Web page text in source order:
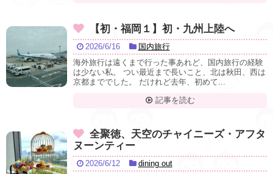
【初・福岡１】初・九州上陸へ
2026/6/16
国内旅行
海外旅行は遠くまで行った事あれど、国内旅行の経験
は少ない私。 つい最近まで長いこと、北は秋田、西は
京都まででした。 だけれど去年、初めて...
記事を読む
全聚徳、天空のチャイニーズ・アフタ
ヌーンティー
2026/6/12
dining out